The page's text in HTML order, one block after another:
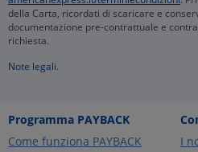
della Carta, ricordati di scaricare e
documentazione pre-contrattuale e
richiesta.
Note legali.
Programma PAYBACK
Come funziona PAYBACK
I